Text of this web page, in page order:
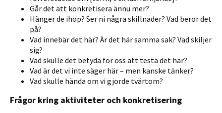
Går det att konkretisera ännu mer?
Hänger de ihop? Ser ni några skillnader? Vad beror det
på?
Vad innebär det här? Är det här samma sak? Vad skiljer
sig?
Vad skulle det betyda för oss att testa det här?
Vad är det vi inte säger här – men kanske tänker?
Vad skulle hända om vi gjorde tvärtom?
Frågor kring aktiviteter och konkretisering